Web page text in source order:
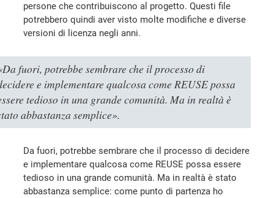
persone che contribuiscono al progetto. Questi file
potrebbero quindi aver visto molte modifiche e diverse
versioni di licenza negli anni.
fuori, potrebbe sembrare che il processo di
e implementare qualcosa come REUSE possa
tedioso in una grande comunità. Ma in realtà è
abbastanza semplice».
Da fuori, potrebbe sembrare che il processo di decidere
e implementare qualcosa come REUSE possa essere
tedioso in una grande comunità. Ma in realtà è stato
abbastanza semplice: come punto di partenza ho